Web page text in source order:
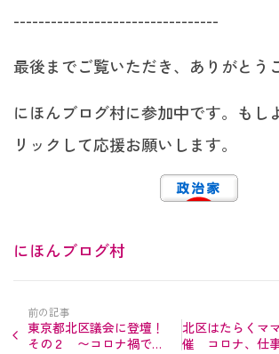
---------------------------------
最後までご覧いただき、ありがとう
にほんブログ村に参加中です。もし
リックして応援お願いします。
にほんブログ村
前の記事
東京都北区議会に登壇！
その２ 〜コロナ禍での
北区はたらくマ
催 コロナ、仕